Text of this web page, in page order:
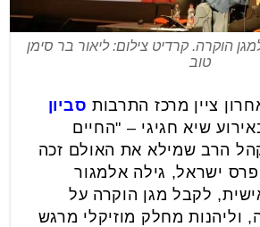
הוקרה. קרדיט צילום: ליאור בר סימן
טוב
ציין מרכז התרבות סביון
שיא חגיגי – "החיים
הרב שמילא את האולם זכה
ישראל, גילה אלמגור
לקבל מגן הוקרה על
וליהנות מחלק מוזיקלי מרגש